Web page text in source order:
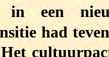
in een
had